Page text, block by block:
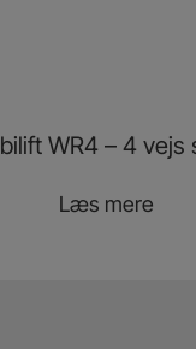
WR4 – 4 vejs
Læs mere